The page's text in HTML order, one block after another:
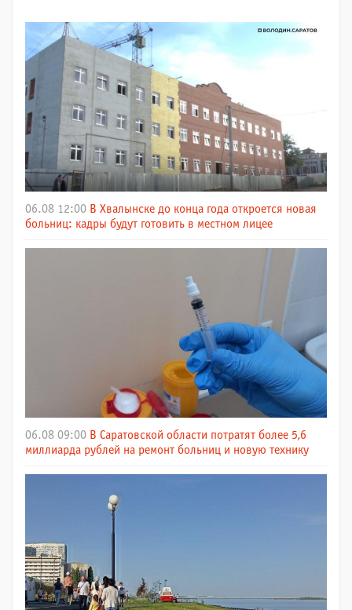
06.08 12:00 В Хвалынске до конца года откроется новая
больниц: кадры будут готовить в местном лицее
06.08 09:00 В Саратовской области потратят более 5,6
миллиарда рублей на ремонт больниц и новую технику